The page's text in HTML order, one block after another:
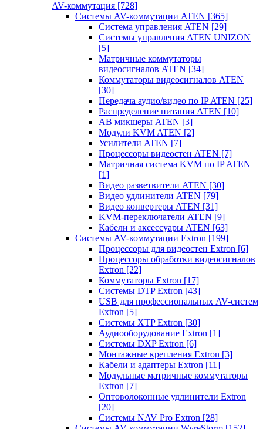
AV-коммутация [728]
Системы AV-коммутации ATEN [365]
Система управления ATEN [29]
Системы управления ATEN UNIZON
[5]
Матричные коммутаторы
видеосигналов ATEN [34]
Коммутаторы видеосигналов ATEN
[30]
Передача аудио/видео по IP ATEN [25]
Распределение питания ATEN [10]
АВ микшеры ATEN [3]
Модули KVM ATEN [2]
Усилители ATEN [7]
Процессоры видеостен ATEN [7]
Матричная система KVM по IP ATEN
[1]
Видео разветвители ATEN [30]
Видео удлинители ATEN [79]
Видео конвертеры ATEN [31]
KVM-переключатели ATEN [9]
Кабели и аксессуары ATEN [63]
Системы AV-коммутации Extron [199]
Процессоры для видеостен Extron [6]
Процессоры обработки видеосигналов
Extron [22]
Коммутаторы Extron [17]
Системы DTP Extron [43]
USB для профессиональных AV-систем
Extron [5]
Системы XTP Extron [30]
Аудиооборудование Extron [1]
Системы DXP Extron [6]
Монтажные крепления Extron [3]
Кабели и адаптеры Extron [11]
Модульные матричные коммутаторы
Extron [7]
Оптоволоконные удлинители Extron
[20]
Системы NAV Pro Extron [28]